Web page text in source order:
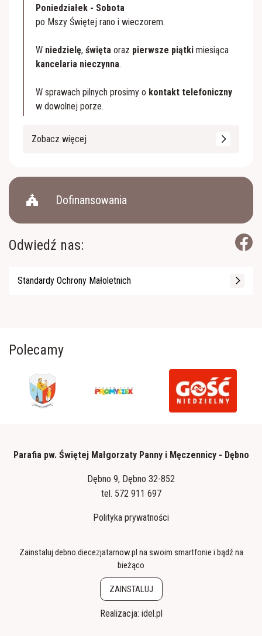
Poniedziałek - Sobota
po Mszy Świętej rano i wieczorem.
W niedzielę, święta oraz pierwsze piątki miesiąca
kancelaria nieczynna.
W sprawach pilnych prosimy o kontakt telefoniczny
w dowolnej porze.
Zobacz więcej
church Dofinansowania
Odwiedź nas:
Standardy Ochrony Małoletnich
Polecamy
Parafia pw. Świętej Małgorzaty Panny i Męczennicy - Dębno
Dębno 9, Dębno 32-852
tel. 572 911 697
Polityka prywatności
Zainstaluj debno.diecezjatarnow.pl na swoim smartfonie i bądź na
bieżąco
ZAINSTALUJ
Realizacja: idel.pl